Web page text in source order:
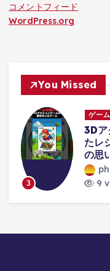
コメントフィード
WordPress.org
You Missed
3
ゲーム
3Dア
たレ
の思
9